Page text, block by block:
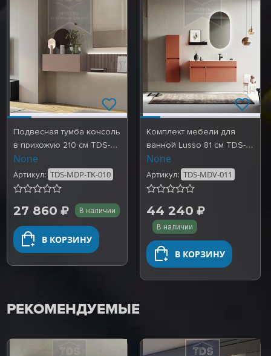
Подвесная тумба консоль
в прихожую 210 см TDS-
MDP-TK-010
None
Артикул: TDS-MDP-TK-010
27 860 В наличии
В КОРЗИНУ
Комплект мебели для
ванной Lusso 81 см TDS-
MDV-011
None
Артикул: TDS-MDV-011
44 240
В наличии
В КОРЗИНУ
РЕКОМЕНДУЕМЫЕ